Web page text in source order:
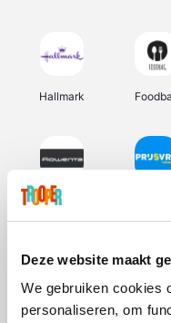
Deze website maakt
We gebruiken cookies
personaliseren, om
Hallmark
Rowenta
Vidaxl